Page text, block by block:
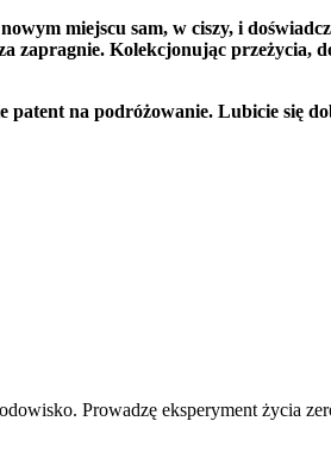
miejscu sam, w ciszy, i
zapragnie. Kolekcjonując przeżycia,
patent na podróżowanie. Lubicie się
Prowadzę eksperyment życia